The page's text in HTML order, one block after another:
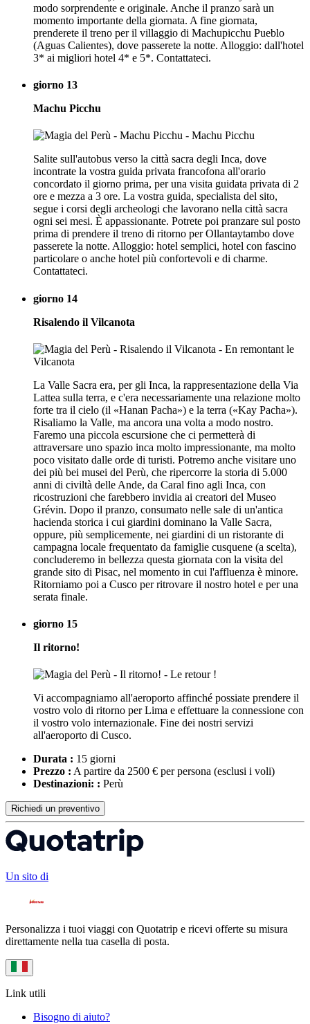
modo sorprendente e originale. Anche il pranzo sarà un
momento importante della giornata. A fine giornata,
prenderete il treno per il villaggio di Machupicchu Pueblo
(Aguas Calientes), dove passerete la notte. Alloggio: dall'hotel
3* ai migliori hotel 4* e 5*. Contattateci.
giorno 13
Machu Picchu
Salite sull'autobus verso la città sacra degli Inca, dove
incontrate la vostra guida privata francofona all'orario
concordato il giorno prima, per una visita guidata privata di 2
ore e mezza a 3 ore. La vostra guida, specialista del sito,
segue i corsi degli archeologi che lavorano nella città sacra
ogni sei mesi. È appassionante. Potrete poi pranzare sul posto
prima di prendere il treno di ritorno per Ollantaytambo dove
passerete la notte. Alloggio: hotel semplici, hotel con fascino
particolare o anche hotel più confortevoli e di charme.
Contattateci.
giorno 14
Risalendo il Vilcanota
La Valle Sacra era, per gli Inca, la rappresentazione della Via
Lattea sulla terra, e c'era necessariamente una relazione molto
forte tra il cielo (il «Hanan Pacha») e la terra («Kay Pacha»).
Risaliamo la Valle, ma ancora una volta a modo nostro.
Faremo una piccola escursione che ci permetterà di
attraversare uno spazio inca molto impressionante, ma molto
poco visitato dalle orde di turisti. Potremo anche visitare uno
dei più bei musei del Perù, che ripercorre la storia di 5.000
anni di civiltà delle Ande, da Caral fino agli Inca, con
ricostruzioni che farebbero invidia ai creatori del Museo
Grévin. Dopo il pranzo, consumato nelle sale di un'antica
hacienda storica i cui giardini dominano la Valle Sacra,
oppure, più semplicemente, nei giardini di un ristorante di
campagna locale frequentato da famiglie cusquene (a scelta),
concluderemo in bellezza questa giornata con la visita del
grande sito di Pisac, nel momento in cui l'affluenza è minore.
Ritorniamo poi a Cusco per ritrovare il nostro hotel e per una
serata finale.
giorno 15
Il ritorno!
Vi accompagniamo all'aeroporto affinché possiate prendere il
vostro volo di ritorno per Lima e effettuare la connessione con
il vostro volo internazionale. Fine dei nostri servizi
all'aeroporto di Cusco.
Durata : 15 giorni
Prezzo : A partire da 2500 € per persona (esclusi i voli)
Destinazioni: : Perù
Richiedi un preventivo
Un sito di
Personalizza i tuoi viaggi con Quotatrip e ricevi offerte su misura
direttamente nella tua casella di posta.
Link utili
Bisogno di aiuto?